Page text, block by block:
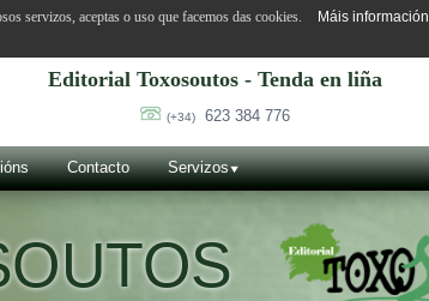
Editorial Toxosoutos - Tenda en liña
(+34) 623 384 776
Contacto Servizos
servizos, aceptas o uso que facemos das cookies. Máis información